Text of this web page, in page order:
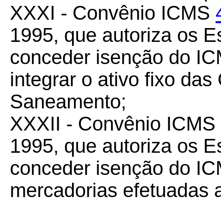
XXXI - Convênio ICMS
1995, que autoriza os
conceder isenção do
integrar o ativo fixo
Saneamento;
XXXII - Convênio ICMS
1995, que autoriza os
conceder isenção do
mercadorias efetuadas